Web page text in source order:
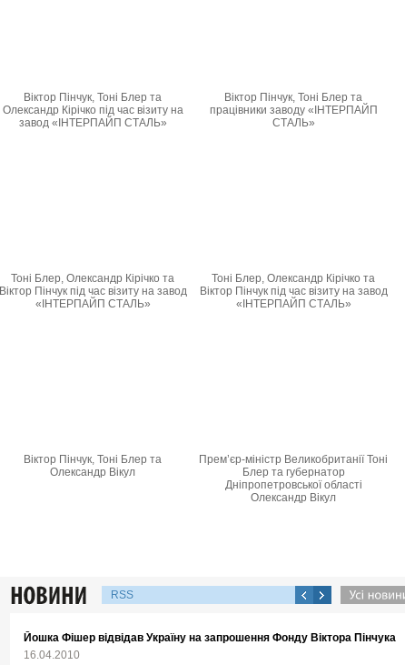
Віктор Пінчук, Тоні Блер та
Олександр Кірічко під час візиту на
завод «ІНТЕРПАЙП СТАЛЬ»
Віктор Пінчук, Тоні Блер та
працівники заводу «ІНТЕРПАЙП
СТАЛЬ»
Тоні Блер, Олександр Кірічко та
Віктор Пінчук під час візиту на завод
«ІНТЕРПАЙП СТАЛЬ»
Тоні Блер, Олександр Кірічко та
Віктор Пінчук під час візиту на завод
«ІНТЕРПАЙП СТАЛЬ»
Віктор Пінчук, Тоні Блер та
Олександр Вікул
Прем’єр-міністр Великобританії Тоні
Блер та губернатор
Дніпропетровської області
Олександр Вікул
RSS
Йошка Фішер відвідав Україну на запрошення Фонду Віктора Пінчука
16.04.2010